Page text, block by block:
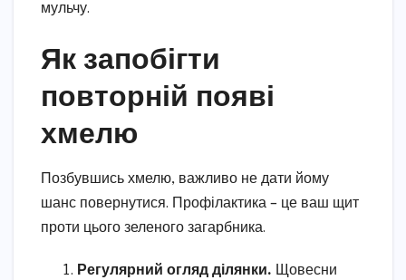
мульчу.
Як запобігти
повторній появі
хмелю
Позбувшись хмелю, важливо не дати йому
шанс повернутися. Профілактика – це ваш щит
проти цього зеленого загарбника.
Регулярний огляд ділянки. Щовесни